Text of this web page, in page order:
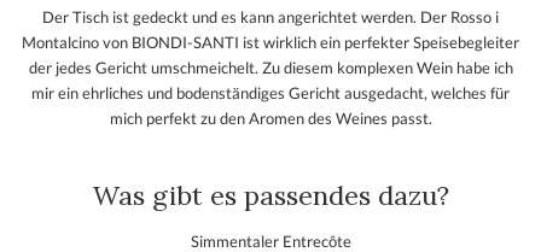
Der Tisch ist gedeckt und es kann angerichtet werden. Der Rosso i
Montalcino von BIONDI-SANTI ist wirklichein perfekter Speisebegleiter
der jedes Gericht umschmeichelt. Zu diesem komplexen Wein habe ich
mir ein ehrliches und bodenständiges Gericht ausgedacht, welches für
mich perfekt zu den Aromen des Weines passt.
Was gibt es passendes dazu?
Simmentaler Entrecôte